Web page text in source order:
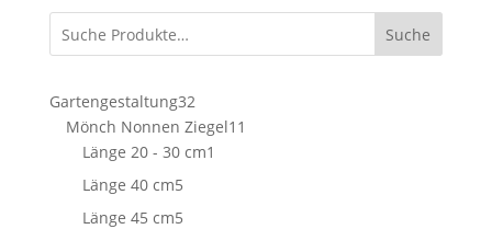
Suche
Gartengestaltung3232
Produkte
Mönch Nonnen Ziegel11
Länge 20 - 30 cm1
Länge 40 cm55
Produkte
Länge 45 cm55